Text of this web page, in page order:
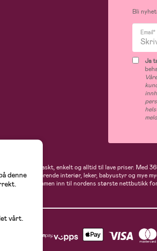
Bli
Email*
Ja
handler du raskt, enkelt og alltid til lave priser. Med
av inspirerende interiør, leker, babyustyr og mye
flere. Velkommen inn til nordens største nettbutikk
denne
vårt.